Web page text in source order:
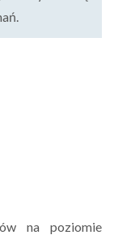
na poziomie